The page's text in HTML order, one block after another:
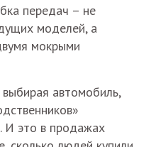
передач – не
моделей, а
мокрыми
автомобиль,
И это в продажах